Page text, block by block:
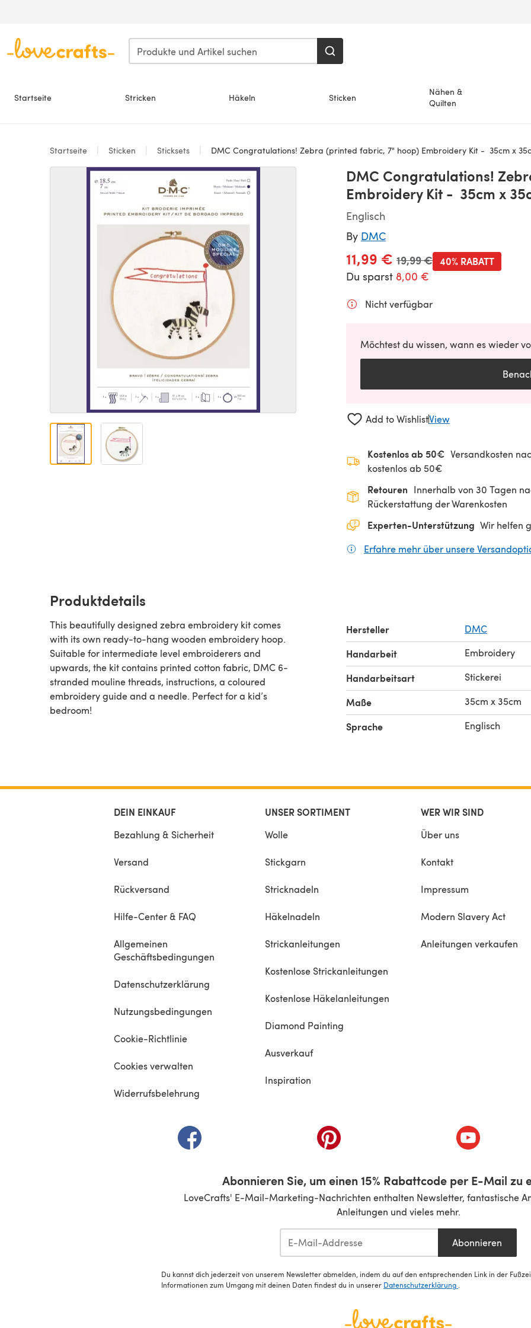
Startseite Stricken Häkeln Sticken
Nähen &
Quilten
Startseite Sticken Sticksets DMC Congratulations! Zebra (printed fabric, 7" hoop) Embroidery Kit - 35cm x
DMC Congratulations!
Embroidery Kit - 35cm x
Englisch
By DMC
11,99 € Alter Preis
19,99 €
Du sparst 8,00 €
40% RABATT
Nicht verfügbar
Möchtest du wissen, wann es wieder
Add to WishlistView
Kostenlos ab 50€ Versandkosten
kostenlos ab 50€
Retouren Innerhalb von 30 Tagen
Rückerstattung der Warenkosten
Experten-Unterstützung Wir helfen
Erfahre mehr über unsere
Produktdetails
This beautifully designed zebra embroidery kit comes
with its own ready-to-hang wooden embroidery hoop.
Suitable for intermediate level embroiderers and
upwards, the kit contains printed cotton fabric, DMC 6-
stranded mouline threads, instructions, a coloured
embroidery guide and a needle. Perfect for a kid’s
bedroom!
Hersteller DMC
Handarbeit Embroidery
Handarbeitsart Stickerei
Maße 35cm x 35cm
Sprache Englisch
DEIN EINKAUF
Bezahlung & Sicherheit
Versand
Rückversand
Hilfe-Center & FAQ
Allgemeinen
Geschäftsbedingungen
Datenschutzerklärung
Nutzungsbedingungen
Cookie-Richtlinie
Cookies verwalten
Widerrufsbelehrung
UNSER SORTIMENT
Wolle
Stickgarn
Stricknadeln
Häkelnadeln
Strickanleitungen
Kostenlose Strickanleitungen
Kostenlose Häkelanleitungen
Diamond Painting
Ausverkauf
Inspiration
WER WIR SIND
Über uns
Kontakt
Impressum
Modern Slavery Act
Anleitungen verkaufen
(öffnet sich in einem neuen Tab)(öffnet sich in einem neuen Tab)(öffnet sich in
Abonnieren Sie, um einen 15% Rabattcode per E-Mail zu
LoveCrafts' E-Mail-Marketing-Nachrichten enthalten Newsletter, fantastische
Anleitungen und vieles mehr.
Abonnieren
Du kannst dich jederzeit von unserem Newsletter abmelden, indem du auf den entsprechenden Link in der
Informationen zum Umgang mit deinen Daten findest du in unserer Datenschutzerklärung